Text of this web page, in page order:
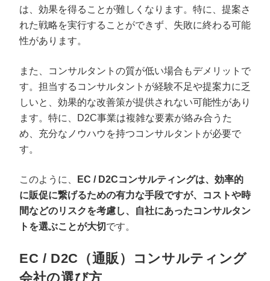
は、効果を得ることが難しくなります。特に、提案さ
れた戦略を実行することができず、失敗に終わる可能
性があります。
また、コンサルタントの質が低い場合もデメリットで
す。担当するコンサルタントが経験不足や提案力に乏
しいと、効果的な改善策が提供されない可能性があり
ます。特に、D2C事業は複雑な要素が絡み合うた
め、充分なノウハウを持つコンサルタントが必要で
す。
このように、
EC / D2Cコンサルティングは、効率的
に販促に繋げるための有力な手段ですが、コストや時
間などのリスクを考慮し、自社にあったコンサルタン
トを選ぶことが大切 です。
EC / D2C（通販）コンサルティング
会社の選び方